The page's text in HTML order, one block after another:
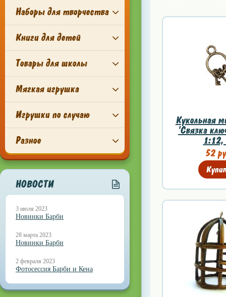
Наборы для творчества
Книги для детей
Товары для школы
Мягкая игрушка
Игрушки по случаю
Разное
НОВОСТИ
3 июля 2023
Новинки Барби
28 марта 2023
Новинки Барби
2 февраля 2023
Фотосессия Барби и Кена
Кукольная
'Связка
52